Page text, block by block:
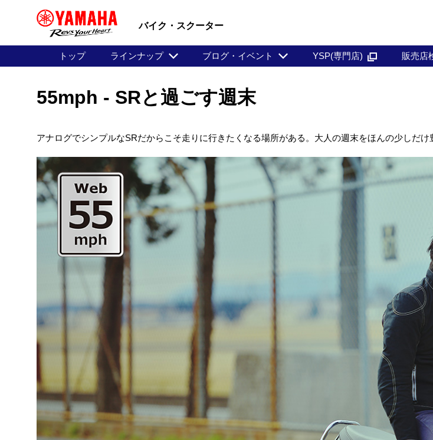
バイク・スクーター
トップ ラインナップ ブログ・イベント YSP(専門店) 販売店
55mph - SRと過ごす週末
アナログでシンプルなSRだからこそ走りに行きたくなる場所がある。大人の週末をほんの少しだけ